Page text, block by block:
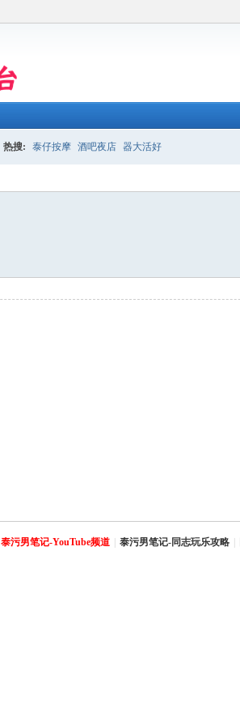
热搜: 泰仔按摩 酒吧夜店 器大活好
泰污男笔记-YouTube频道 泰污男笔记-同志玩乐攻略